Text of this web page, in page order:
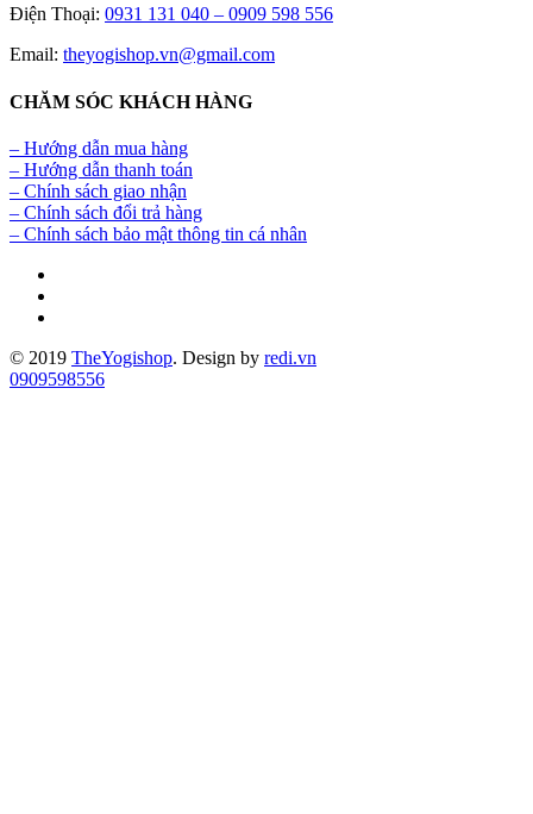
Điện Thoại: 0931 131 040 – 0909 598 556
Email: theyogishop.vn@gmail.com
CHĂM SÓC KHÁCH HÀNG
– Hướng dẫn mua hàng
– Hướng dẫn thanh toán
– Chính sách giao nhận
– Chính sách đổi trả hàng
– Chính sách bảo mật thông tin cá nhân
© 2019 TheYogishop. Design by redi.vn
0909598556